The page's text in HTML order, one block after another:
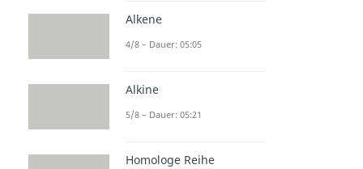
Alkene
4/8 – Dauer: 05:05
Alkine
5/8 – Dauer: 05:21
Homologe Reihe